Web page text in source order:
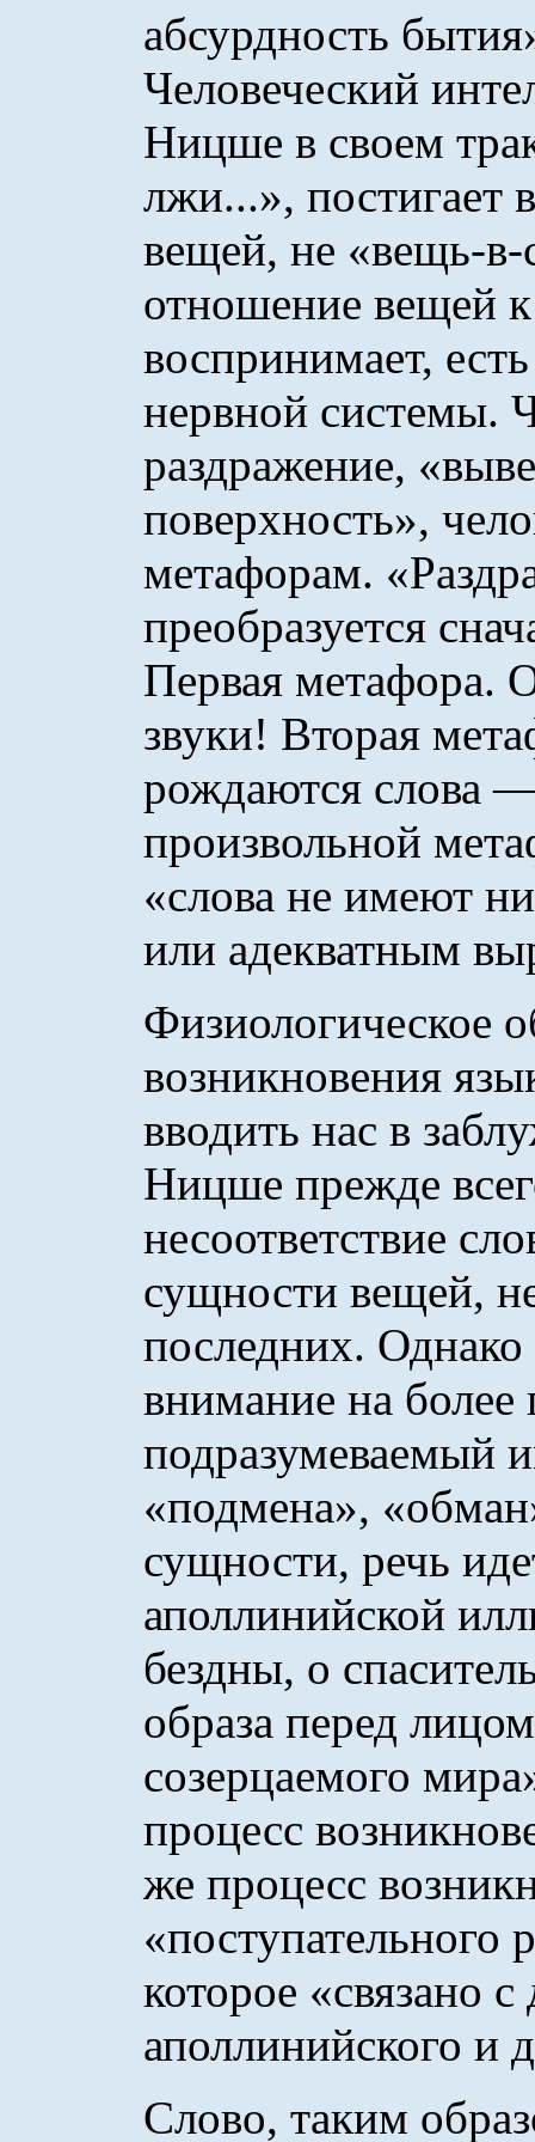
абсурдность
Человеческий
Ницше в своем
лжи...», постигает
вещей, не «вещь-
отношение вещей
воспринимает,
нервной системы.
раздражение,
поверхность»,
метафорам.
преобразуется
Первая метафора.
звуки! Вторая
рождаются слова
произвольной
«слова не имеют
или адекватным
Физиологическое
возникновения
вводить нас в
Ницше прежде
несоответствие
сущности вещей,
последних. Однако
внимание на
подразумеваемый
«подмена»,
сущности, речь
аполлинийской
бездны, о
образа перед
созерцаемого
процесс
же процесс
«поступательного
которое «связано
аполлинийского и
Слово, таким